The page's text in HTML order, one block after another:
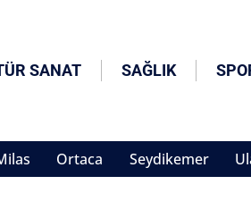
SANAT SAĞLIK
Ortaca Seydikemer